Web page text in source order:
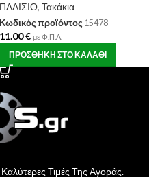
ΠΛΑΙΣΙΟ, Τακάκια
Κωδικός προϊόντος 15478
11.00€ με Φ.Π.Α.
ΠΡΟΣΘΉΚΗ ΣΤΟ ΚΑΛΆΘΙ
Τιμές Της Αγοράς.